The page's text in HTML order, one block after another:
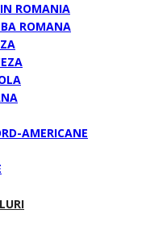
ROMANIA
ROMANA
AMERICANE